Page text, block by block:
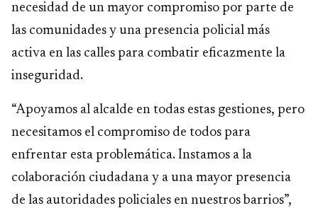
necesidad de un mayor compromiso por parte de
las comunidades y una presencia policial más
activa en las calles para combatir eficazmente la
inseguridad.
“Apoyamos al alcalde en todas estas gestiones, pero
necesitamos el compromiso de todos para
enfrentar esta problemática. Instamos a la
colaboración ciudadana y a una mayor presencia
de las autoridades policiales en nuestros barrios”,